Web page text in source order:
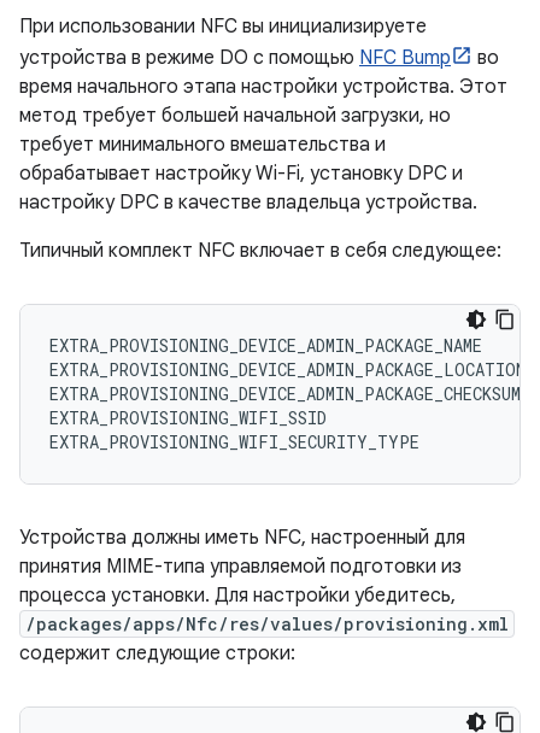
При использовании NFC вы инициализируете
устройства в режиме DO с помощью NFC Bump
во
время начального этапа настройки устройства. Этот
метод требует большей начальной загрузки, но
требует минимального вмешательства и
обрабатывает настройку Wi-Fi, установку DPC и
настройку DPC в качестве владельца устройства.
Типичный комплект NFC включает в себя следующее:
EXTRA_PROVISIONING_DEVICE_ADMIN_PACKAGE_NAME
EXTRA_PROVISIONING_DEVICE_ADMIN_PACKAGE_LOCATION
EXTRA_PROVISIONING_DEVICE_ADMIN_PACKAGE_CHECKSUM
EXTRA_PROVISIONING_WIFI_SSID
EXTRA_PROVISIONING_WIFI_SECURITY_TYPE
Устройства должны иметь NFC, настроенный для
принятия MIME-типа управляемой подготовки из
процесса установки. Для настройки убедитесь,
/packages/apps/Nfc/res/values/provisioning.xml
содержит следующие строки: